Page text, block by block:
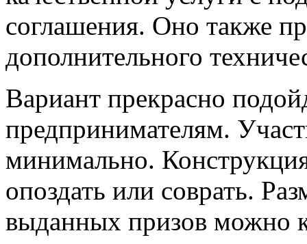
соглашения. Оно также
дополнительного
Вариант прекрасно
предпринимателям.
минимально.
опоздать или соврать.
выданных призов можно